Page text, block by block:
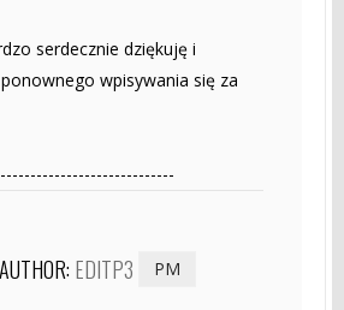
serdecznie dziękuję i
wpisywania się za
AUTHOR: EDITP3 PM